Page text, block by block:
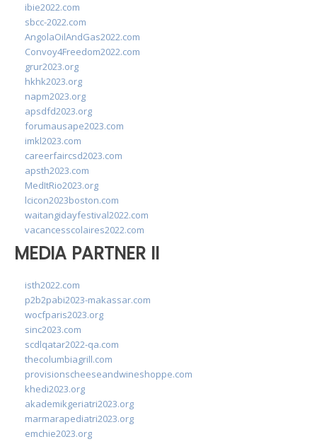
ibie2022.com
sbcc-2022.com
AngolaOilAndGas2022.com
Convoy4Freedom2022.com
grur2023.org
hkhk2023.org
napm2023.org
apsdfd2023.org
forumausape2023.com
imkl2023.com
careerfaircsd2023.com
apsth2023.com
MedItRio2023.org
lcicon2023boston.com
waitangidayfestival2022.com
vacancesscolaires2022.com
MEDIA PARTNER II
isth2022.com
p2b2pabi2023-makassar.com
wocfparis2023.org
sinc2023.com
scdlqatar2022-qa.com
thecolumbiagrill.com
provisionscheeseandwineshoppe.com
khedi2023.org
akademikgeriatri2023.org
marmarapediatri2023.org
emchie2023.org